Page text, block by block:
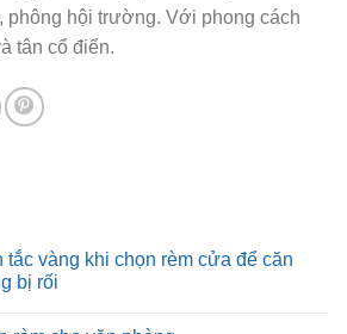
phông hội trường. Với phong cách
tân cổ điển.
tắc vàng khi chọn rèm cửa để căn
bị rối